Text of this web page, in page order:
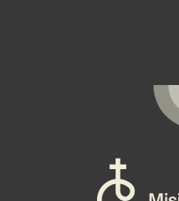
Våre aktiviteter